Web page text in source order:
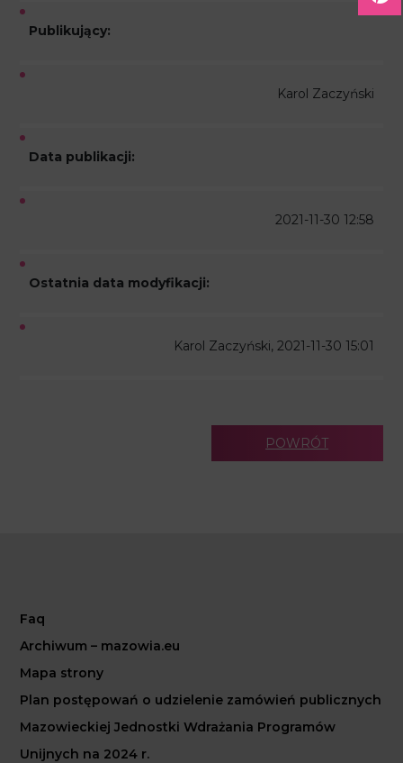
Publikujący:
Karol Zaczyński
Data publikacji:
2021-11-30 12:58
Ostatnia data modyfikacji:
Karol Zaczyński, 2021-11-30 15:01
POWRÓT
Faq
Archiwum – mazowia.eu
Mapa strony
Plan postępowań o udzielenie zamówień publicznych
Mazowieckiej Jednostki Wdrażania Programów
Unijnych na 2024 r.